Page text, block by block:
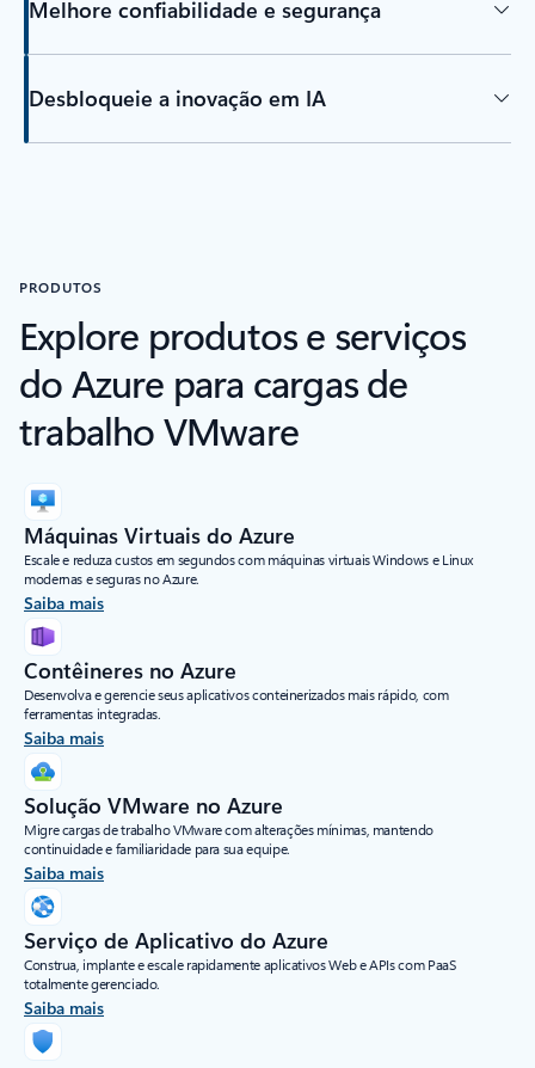
Melhore confiabilidade e segurança
Desbloqueie a inovação em IA
PRODUTOS
Explore produtos e serviços
do Azure para cargas de
trabalho VMware
Máquinas Virtuais do Azure
Escale e reduza custos em segundos com máquinas virtuais Windows e Linux
modernas e seguras no Azure.
Saiba mais
Contêineres no Azure
Desenvolva e gerencie seus aplicativos conteinerizados mais rápido, com
ferramentas integradas.
Saiba mais
Solução VMware no Azure
Migre cargas de trabalho VMware com alterações mínimas, mantendo
continuidade e familiaridade para sua equipe.
Saiba mais
Serviço de Aplicativo do Azure
Construa, implante e escale rapidamente aplicativos Web e APIs com PaaS
totalmente gerenciado.
Saiba mais